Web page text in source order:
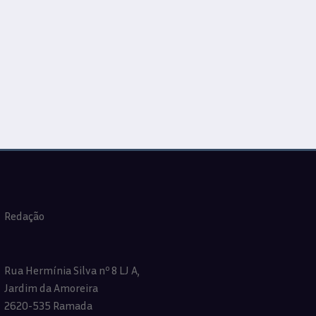
Redação
Rua Hermínia Silva nº 8 LJ A,
Jardim da Amoreira
2620-535 Ramada